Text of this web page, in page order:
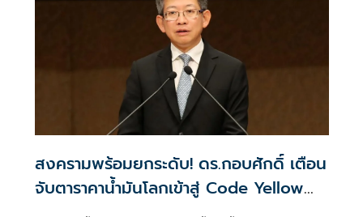
สงครามพร้อมยกระดับ! ดร.กอบศักดิ์ เตือน
จับตาราคาน้ำมันโลกเข้าสู่ Code Yellow